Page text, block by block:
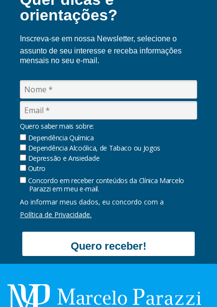
orientações?
Inscreva-se em nossa Newsletter, selecione o
assunto de seu interesse e receba informações
mensais no seu e-mail.
Quero saber mais sobre:
Dependência Química
Dependência Alcoólica, de Tabaco ou Jogos
Depressão e Ansiedade
Outro
Concordo em receber conteúdos da Clínica Marcelo
Parazzi em meu e-mail.
Ao informar meus dados, eu concordo com a
Política de Privacidade.
Quero receber!